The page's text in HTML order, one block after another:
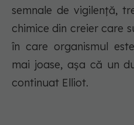
semnale de vigilență,
chimice din creier care
în care organismul
mai joase, așa că un
continuat Elliot.